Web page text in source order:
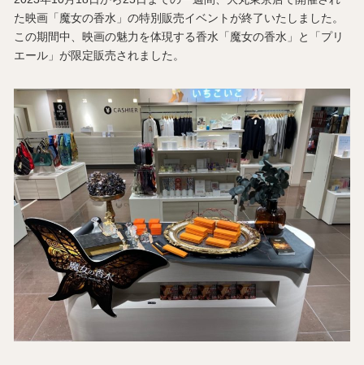
た映画「魔女の香水」の特別販売イベントが終了いたしました。
この期間中、映画の魅力を体現する香水「魔女の香水」と「プリ
エール」が限定販売されました。